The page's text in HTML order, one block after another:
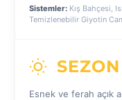
Sistemler: Kış Bahçesi,
Temizlenebilir Giyotin
Esnek ve ferah açık